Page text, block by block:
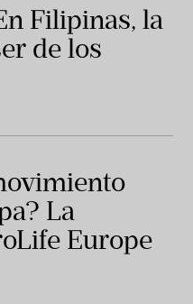
Filipinas, la
de los
La
Europe